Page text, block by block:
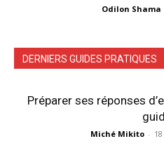
Odilon Shama
DERNIERS GUIDES PRATIQUES
Préparer ses réponses
Miché Mikito -